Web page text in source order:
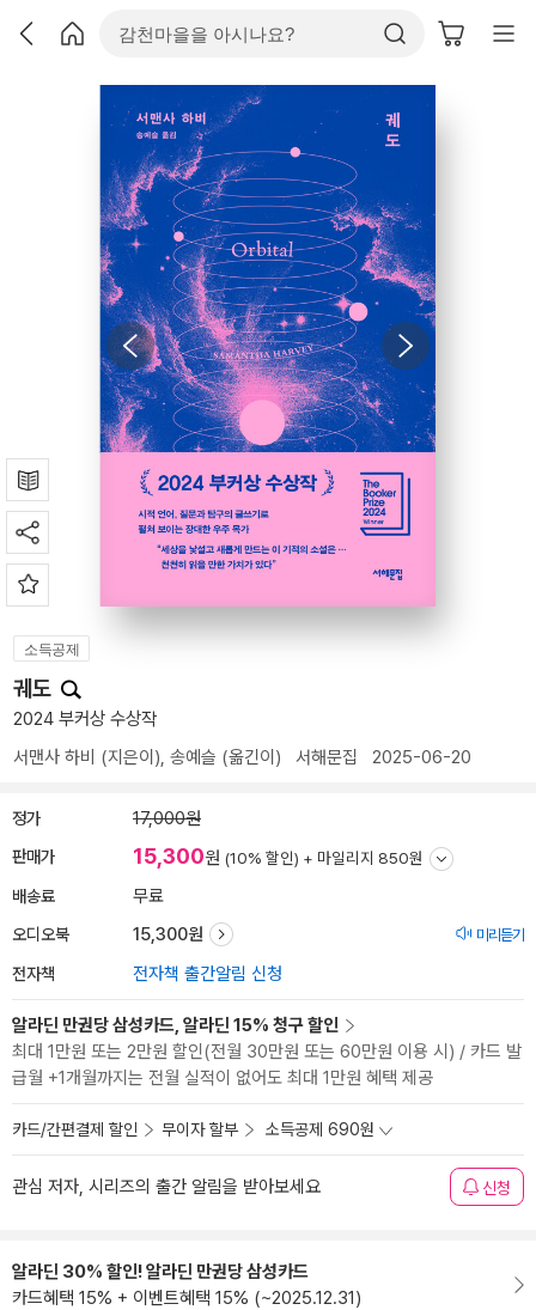
소득공제
궤도
2024 부커상 수상작
서맨사 하비
(지은이), 송예슬 (옮긴이) 서해문집 2025-06-20
정가 17,000원
판매가 15,300원 (10% 할인) + 마일리지 850원
배송료 무료
오디오북 15,300원 미리듣기
전자책 전자책 출간알림 신청
알라딘 만권당 삼성카드, 알라딘 15% 청구 할인
최대 1만원 또는 2만원 할인(전월 30만원 또는 60만원 이용 시) / 카드 발
급월 +1개월까지는 전월 실적이 없어도 최대 1만원 혜택 제공
카드/간편결제 할인 무이자 할부 소득공제 690원
관심 저자, 시리즈의 출간 알림을 받아보세요 신청
알라딘 30% 할인! 알라딘 만권당 삼성카드
카드혜택 15% + 이벤트혜택 15% (~2025.12.31)